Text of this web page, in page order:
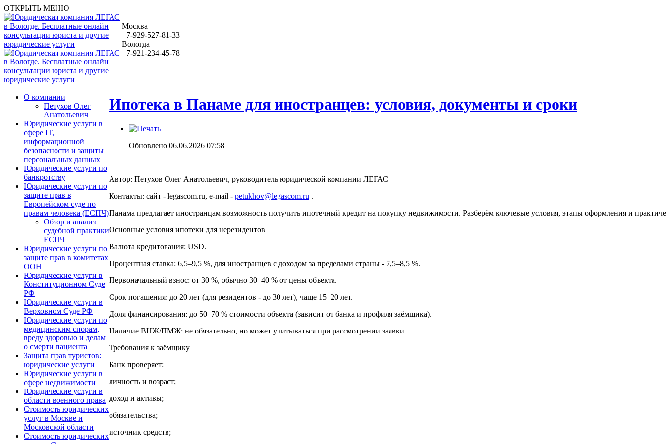
ОТКРЫТЬ МЕНЮ
Москва
+7-929-527-81-33
Вологда
+7-921-234-45-78
О компании
Петухов Олег
Анатольевич
Юридические услуги в
сфере IT,
информационной
безопасности и защиты
персональных данных
Юридические услуги по
банкротству
Юридические услуги по
защите прав в
Европейском суде по
правам человека (ЕСПЧ)
Обзор и анализ
судебной практики
ЕСПЧ
Юридические услуги по
защите прав в комитетах
ООН
Юридические услуги в
Конституционном Суде
РФ
Юридические услуги в
Верховном Суде РФ
Юридические услуги по
медицинским спорам,
вреду здоровью и делам
о смерти пациента
Защита прав туристов:
юридические услуги
Юридические услуги в
сфере недвижимости
Юридические услуги в
области военного права
Стоимость юридических
услуг в Москве и
Московской области
Стоимость юридических
Ипотека в Панаме для иностранцев: условия, документы и сроки
Обновлено 06.06.2026 07:58
Автор: Петухов Олег Анатольевич, руководитель юридической компании ЛЕГАС.
Контакты: сайт - legascom.ru, e‑mail - petukhov@legascom.ru .
Панама предлагает иностранцам возможность получить ипотечный кредит на покупку недвижимости. Разберём ключевые условия, этапы оформления и
Основные условия ипотеки для нерезидентов
Валюта кредитования: USD.
Процентная ставка: 6,5–9,5 %, для иностранцев с доходом за пределами страны - 7,5–8,5 %.
Первоначальный взнос: от 30 %, обычно 30–40 % от цены объекта.
Срок погашения: до 20 лет (для резидентов - до 30 лет), чаще 15–20 лет.
Доля финансирования: до 50–70 % стоимости объекта (зависит от банка и профиля заёмщика).
Наличие ВНЖ/ПМЖ: не обязательно, но может учитываться при рассмотрении заявки.
Требования к заёмщику
Банк проверяет:
личность и возраст;
доход и активы;
обязательства;
источник средств;